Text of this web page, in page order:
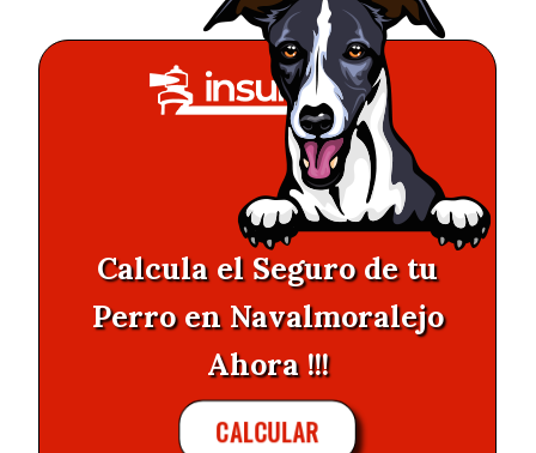
Calcula el Seguro de tu
Perro en Navalmoralejo
Ahora !!!
CALCULAR